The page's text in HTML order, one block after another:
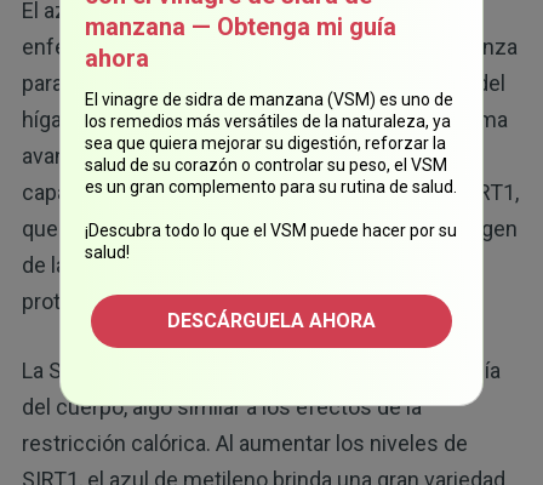
El azul de metileno podría ayudar a tratar las
enfermedades del hígado graso, y brinda esperanza
para las personas con esteatosis (enfermedad del
hígado graso) y esteatohepatitis, que es una forma
avanzada de enfermedad del hígado graso. La
capacidad del azul de metileno para activar la SIRT1,
que es una proteína también conocida como el "gen
de la longevidad", radica en sus efectos que
protegen el higado.7
La SIRT1 ayuda a mantener el equilibrio de energía
del cuerpo, algo similar a los efectos de la
restricción calórica. Al aumentar los niveles de
manzana — Obtenga mi guía
ahora
El vinagre de sidra de manzana (VSM) es uno de
los remedios más versátiles de la naturaleza, ya
sea que quiera mejorar su digestión, reforzar la
salud de su corazón o controlar su peso, el VSM
es un gran complemento para su rutina de salud.
¡Descubra todo lo que el VSM puede hacer por su
salud!
DESCÁRGUELA AHORA